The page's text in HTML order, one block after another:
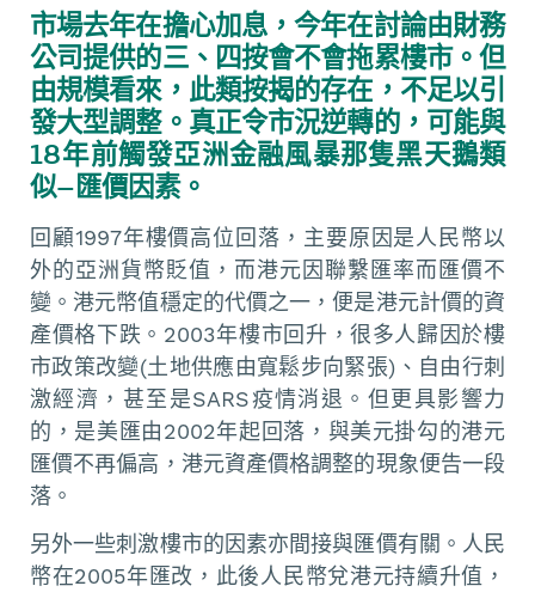
e
b
o
o
k
t
s
A
p
p
h
a
t
i
l
y
L
i
n
k
e
g
r
a
m
市場去年在擔心加息，今年在討論由財務
公司提供的三、四按會不會拖累樓市。但
由規模看來，此類按揭的存在，不足以引
發大型調整。真正令市況逆轉的，可能與
18年前觸發亞洲金融風暴那隻黑天鵝類
似—匯價因素。
回顧1997年樓價高位回落，主要原因是人民幣以
外的亞洲貨幣貶值，而港元因聯繫匯率而匯價不
變。港元幣值穩定的代價之一，便是港元計價的資
產價格下跌。2003年樓市回升，很多人歸因於樓
市政策改變(土地供應由寬鬆步向緊張)、自由行刺
激經濟，甚至是SARS疫情消退。但更具影響力
的，是美匯由2002年起回落，與美元掛勾的港元
匯價不再偏高，港元資產價格調整的現象便告一段
落。
另外一些刺激樓市的因素亦間接與匯價有關。人民
幣在2005年匯改，此後人民幣兌港元持續升值，